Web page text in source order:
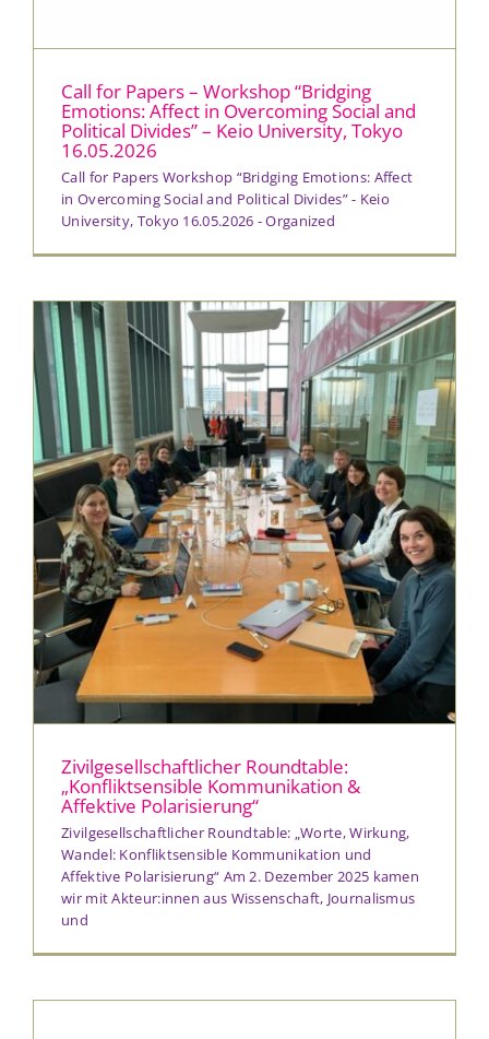
Call for Papers – Workshop “Bridging
Emotions: Affect in Overcoming Social and
Political Divides” – Keio University, Tokyo
16.05.2026
Call for Papers Workshop “Bridging Emotions: Affect
in Overcoming Social and Political Divides” - Keio
University, Tokyo 16.05.2026 - Organized
Zivilgesellschaftlicher Roundtable:
„Konfliktsensible Kommunikation &
Affektive Polarisierung“
Zivilgesellschaftlicher Roundtable: „Worte, Wirkung,
Wandel: Konfliktsensible Kommunikation und
Affektive Polarisierung“ Am 2. Dezember 2025 kamen
wir mit Akteur:innen aus Wissenschaft, Journalismus
und